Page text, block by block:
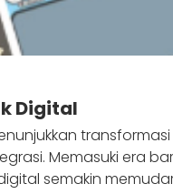
Digital
Memasuki era
semakin